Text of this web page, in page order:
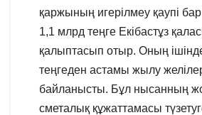
қаржының игерілмеу қаупі
1,1 млрд теңге Екібастұз
қалыптасып отыр. Оның
теңгеден астамы жылу
байланысты. Бұл нысанның
сметалық құжаттамасы